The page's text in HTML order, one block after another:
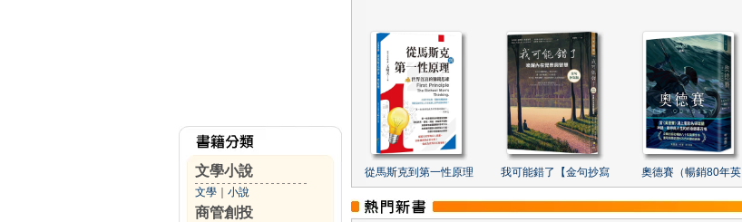
文學小說
文學 小說
商管創投
從馬斯克到第一性原理 我可能錯了【金句抄寫 奧德賽（暢銷80年英